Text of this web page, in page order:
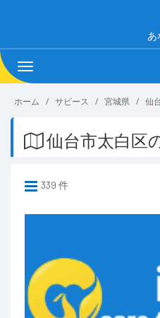
あ
Toggle
navigation
ホーム サビース 宮城県 仙
仙台市太白区
339 件